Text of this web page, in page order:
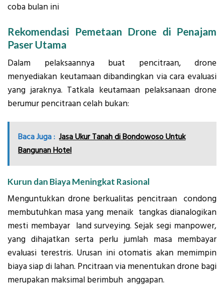
coba bulan ini
Rekomendasi Pemetaan Drone di Penajam
Paser Utama
Dalam pelaksaannya buat pencitraan, drone
menyediakan keutamaan dibandingkan via cara evaluasi
yang jaraknya. Tatkala keutamaan pelaksanaan drone
berumur pencitraan celah bukan:
Baca Juga : Jasa Ukur Tanah di Bondowoso Untuk
Bangunan Hotel
Kurun dan Biaya Meningkat Rasional
Menguntukkan drone berkualitas pencitraan condong
membutuhkan masa yang menaik tangkas dianalogikan
mesti membayar land surveying. Sejak segi manpower,
yang dihajatkan serta perlu jumlah masa membayar
evaluasi terestris. Urusan ini otomatis akan memimpin
biaya siap di lahan. Pncitraan via menentukan drone bagi
merupakan maksimal berimbuh anggapan.